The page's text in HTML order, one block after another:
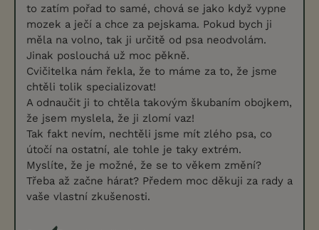
to zatím pořad to samé, chová se jako když vypne
mozek a ječí a chce za pejskama. Pokud bych ji
měla na volno, tak ji určitě od psa neodvolám.
Jinak poslouchá už moc pěkně.
Cvičitelka nám řekla, že to máme za to, že jsme
chtěli tolik specializovat!
A odnaučit ji to chtěla takovým škubaním obojkem,
že jsem myslela, že ji zlomí vaz!
Tak fakt nevím, nechtěli jsme mít zlého psa, co
útočí na ostatní, ale tohle je taky extrém.
Myslíte, že je možné, že se to věkem změní?
Třeba až začne hárat? Předem moc děkuji za rady a
vaše vlastní zkušenosti.